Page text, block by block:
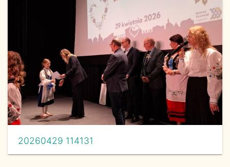
20260429 114131